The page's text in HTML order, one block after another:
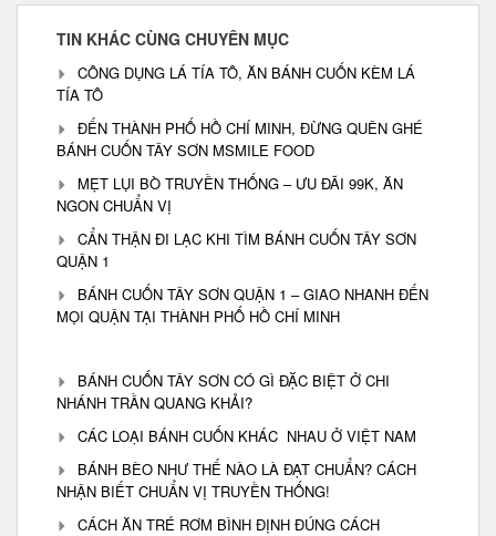
TIN KHÁC CÙNG CHUYÊN MỤC
CÔNG DỤNG LÁ TÍA TÔ, ĂN BÁNH CUỐN KÈM LÁ
TÍA TÔ
ĐẾN THÀNH PHỐ HỒ CHÍ MINH, ĐỪNG QUÊN GHÉ
BÁNH CUỐN TÂY SƠN MSMILE FOOD
MẸT LỤI BÒ TRUYỀN THỐNG – ƯU ĐÃI 99K, ĂN
NGON CHUẨN VỊ
CẨN THẬN ĐI LẠC KHI TÌM BÁNH CUỐN TÂY SƠN
QUẬN 1
BÁNH CUỐN TÂY SƠN QUẬN 1 – GIAO NHANH ĐẾN
MỌI QUẬN TẠI THÀNH PHỐ HỒ CHÍ MINH
BÁNH CUỐN TÂY SƠN CÓ GÌ ĐẶC BIỆT Ở CHI
NHÁNH TRẦN QUANG KHẢI?
CÁC LOẠI BÁNH CUỐN KHÁC NHAU Ở VIỆT NAM
BÁNH BÈO NHƯ THẾ NÀO LÀ ĐẠT CHUẨN? CÁCH
NHẬN BIẾT CHUẨN VỊ TRUYỀN THỐNG!
CÁCH ĂN TRÉ RƠM BÌNH ĐỊNH ĐÚNG CÁCH